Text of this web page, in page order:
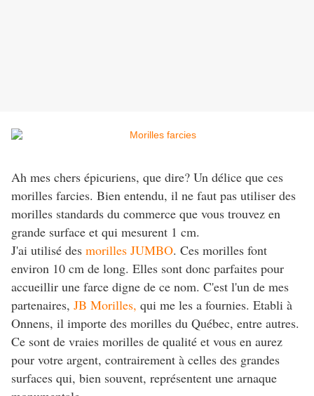
Ah mes chers épicuriens, que dire? Un délice que ces
morilles farcies. Bien entendu, il ne faut pas utiliser des
morilles standards du commerce que vous trouvez en
grande surface et qui mesurent 1 cm.
J'ai utilisé des morilles JUMBO. Ces morilles font
environ 10 cm de long. Elles sont donc parfaites pour
accueillir une farce digne de ce nom. C'est l'un de mes
partenaires, JB Morilles, qui me les a fournies. Etabli à
Onnens, il importe des morilles du Québec, entre autres.
Ce sont de vraies morilles de qualité et vous en aurez
pour votre argent, contrairement à celles des grandes
surfaces qui, bien souvent, représentent une arnaque